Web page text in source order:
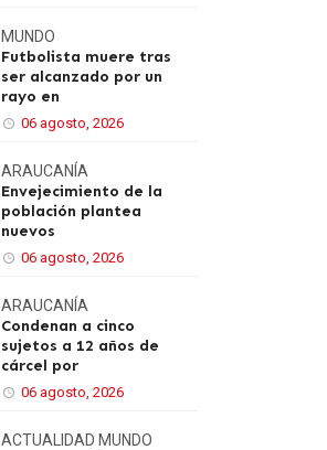
MUNDO
Futbolista muere tras
ser alcanzado por un
rayo en
06 agosto, 2026
ARAUCANÍA
Envejecimiento de la
población plantea
nuevos
06 agosto, 2026
ARAUCANÍA
Condenan a cinco
sujetos a 12 años de
cárcel por
06 agosto, 2026
ACTUALIDAD MUNDO